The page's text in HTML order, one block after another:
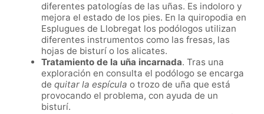
diferentes patologías de las uñas. Es indoloro y
mejora el estado de los pies. En la quiropodia en
Esplugues de Llobregat los podólogos utilizan
diferentes instrumentos como las fresas, las
hojas de bisturí o los alicates.
Tratamiento de la uña incarnada. Tras una
exploración en consulta el podólogo se encarga
de quitar la espícula o trozo de uña que está
provocando el problema, con ayuda de un
bisturí.